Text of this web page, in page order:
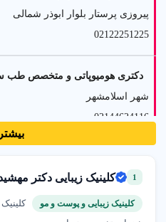
پیروزی پرستار بلوار ابوذر شمالی
02122251225
دکتری هومیوپاتی و متخصص طب
شهر اسلامشهر
02144624116
سعادت آباد
09215620540
1 کلینیک زیبایی دکتر
کلینیک زیبایی و پوست و مو